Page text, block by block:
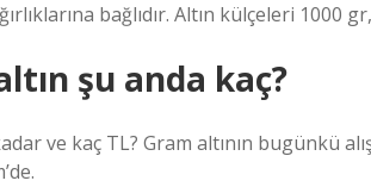
bağlıdır. Altın külçeleri 1000
şu anda kaç?
ve kaç TL? Gram altının bugünkü